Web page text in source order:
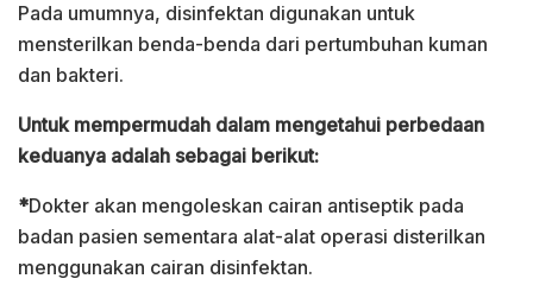
Pada umumnya, disinfektan digunakan untuk
mensterilkan benda-benda dari pertumbuhan kuman
dan bakteri.
Untuk mempermudah dalam mengetahui perbedaan
keduanya adalah sebagai berikut:
*Dokter akan mengoleskan cairan antiseptik pada
badan pasien sementara alat-alat operasi disterilkan
menggunakan cairan disinfektan.